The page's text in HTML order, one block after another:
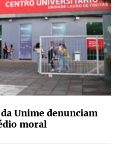
Unime denunciam
moral